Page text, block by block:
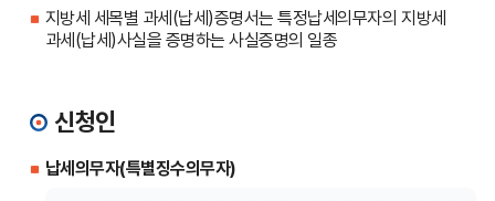
지방세 세목별 과세(납세)증명서는 특정납세의무자의 지방세
과세(납세)사실을 증명하는 사실증명의 일종
신청인
납세의무자(특별징수의무자)